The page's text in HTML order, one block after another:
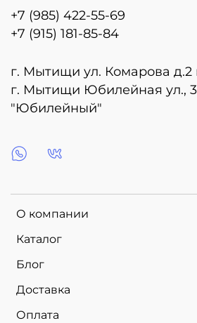
О компании
Каталог
Блог
Доставка
Оплата
+7 (985) 422-55-69
+7 (915) 181-85-84
г. Мытищи ул. Комарова д.2
г. Мытищи Юбилейная ул.,
"Юбилейный"